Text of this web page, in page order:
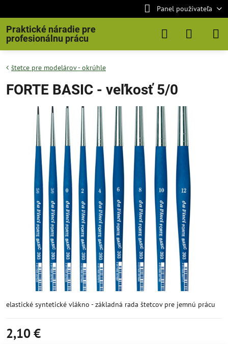
Panel používateľa
Praktické náradie pre
profesionálnu prácu
štetce pre modelárov - okrúhle
FORTE BASIC - veľkosť 5/0
elastické syntetické vlákno - základná rada štetcov pre jemnú prácu
2,10 €